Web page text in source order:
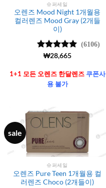
슈퍼세일
오렌즈 Mood Night 1개월용
컬러렌즈 Mood Gray (2개들
이)
5 중에서
가됨
(6106)
₩28,665
1+1 모든 오렌즈 한달렌즈쿠폰사
용 불가
sale
슈퍼세일
오렌즈 Pure Teen 1개월용 컬
러렌즈 Choco (2개들이)